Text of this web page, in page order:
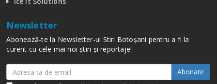
Newsletter
Abonează-te la Newsletter-ul Stiri Botoșani pentru a fi la
curent cu cele mai noi știri și reportaje!
Abonare